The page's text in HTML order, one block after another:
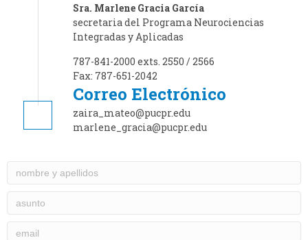
Sra. Marlene Gracia García
secretaria del Programa Neurociencias
Integradas y Aplicadas
787-841-2000 exts. 2550 / 2566
Fax: 787-651-2042
Correo Electrónico
zaira_mateo@pucpr.edu
marlene_gracia@pucpr.edu